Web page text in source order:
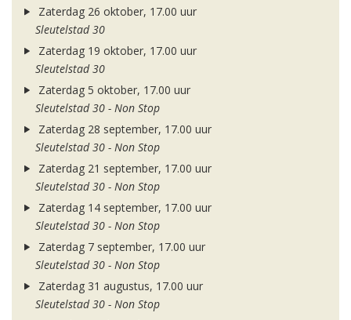
Zaterdag 26 oktober, 17.00 uur
Sleutelstad 30
Zaterdag 19 oktober, 17.00 uur
Sleutelstad 30
Zaterdag 5 oktober, 17.00 uur
Sleutelstad 30 - Non Stop
Zaterdag 28 september, 17.00 uur
Sleutelstad 30 - Non Stop
Zaterdag 21 september, 17.00 uur
Sleutelstad 30 - Non Stop
Zaterdag 14 september, 17.00 uur
Sleutelstad 30 - Non Stop
Zaterdag 7 september, 17.00 uur
Sleutelstad 30 - Non Stop
Zaterdag 31 augustus, 17.00 uur
Sleutelstad 30 - Non Stop